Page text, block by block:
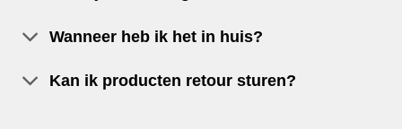
Wanneer heb ik het in huis?
Kan ik producten retour sturen?